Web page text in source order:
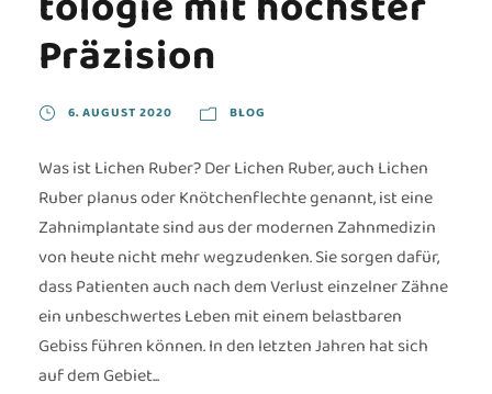
Präzision
6. AUGUST 2020 BLOG
Was ist Lichen Ruber? Der Lichen Ruber, auch Lichen
Ruber planus oder Knötchenflechte genannt, ist eine
Zahnimplantate sind aus der modernen Zahnmedizin
von heute nicht mehr wegzudenken. Sie sorgen dafür,
dass Patienten auch nach dem Verlust einzelner Zähne
ein unbeschwertes Leben mit einem belastbaren
Gebiss führen können. In den letzten Jahren hat sich
auf dem Gebiet...